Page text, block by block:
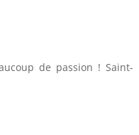
de passion ! Saint-